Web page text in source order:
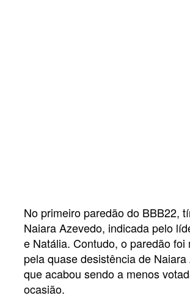
No primeiro paredão do BBB22,
Naiara Azevedo, indicada pelo
e Natália. Contudo, o paredão foi
pela quase desistência de Naiara
que acabou sendo a menos
ocasião.